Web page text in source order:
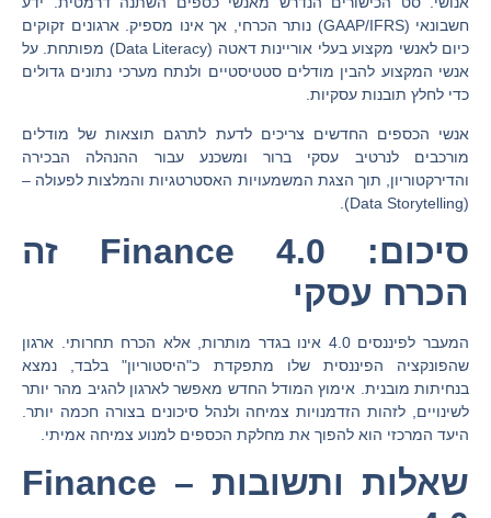
חשבונאי (GAAP/IFRS) נותר הכרחי, אך אינו מספיק. ארגונים זקוקים
כיום לאנשי מקצוע בעלי אוריינות דאטה (Data Literacy) מפותחת. על
אנשי המקצוע להבין מודלים סטטיסטיים ולנתח מערכי נתונים גדולים
כדי לחלץ תובנות עסקיות.
אנשי הכספים החדשים צריכים לדעת לתרגם תוצאות של מודלים
מורכבים לנרטיב עסקי ברור ומשכנע עבור ההנהלה הבכירה
והדירקטוריון, תוך הצגת המשמעויות האסטרטגיות והמלצות לפעולה –
(Data Storytelling).
סיכום: Finance 4.0 זה
הכרח עסקי
המעבר לפיננסים 4.0 אינו בגדר מותרות, אלא הכרח תחרותי. ארגון
שהפונקציה הפיננסית שלו מתפקדת כ"היסטוריון" בלבד, נמצא
בנחיתות מובנית. אימוץ המודל החדש מאפשר לארגון להגיב מהר יותר
לשינויים, לזהות הזדמנויות צמיחה ולנהל סיכונים בצורה חכמה יותר.
היעד המרכזי הוא להפוך את מחלקת הכספים למנוע צמיחה אמיתי.
שאלות ותשובות – Finance